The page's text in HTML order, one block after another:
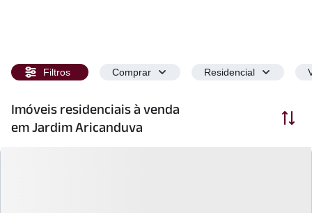
Filtros Comprar Residencial
Imóveis residenciais à venda
em Jardim Aricanduva
Ordenar